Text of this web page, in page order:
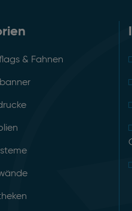
& Fahnen